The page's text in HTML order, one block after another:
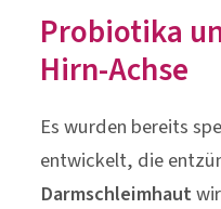
Probiotika
Hirn-Achse
Es wurden bereits
entwickelt, die
Darmschleimhaut